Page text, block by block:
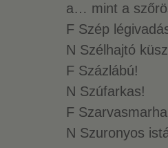
a… mint a
F Szép
N Szélhajtó
F Százlábú!
N Szúfarkas!
F
N Szuronyos